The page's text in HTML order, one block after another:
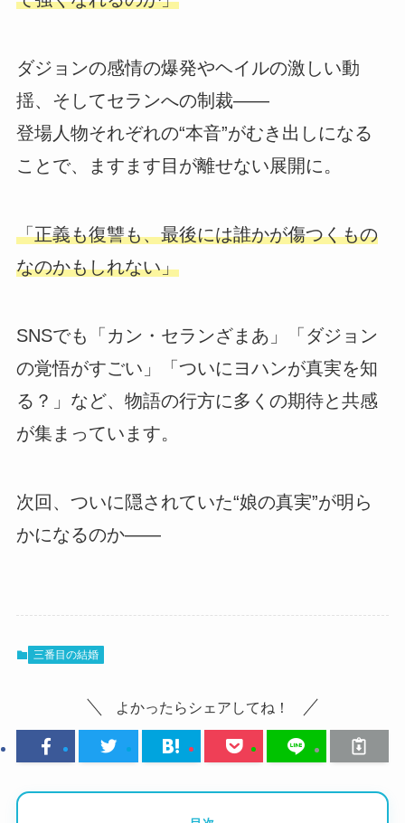
ダジョンの感情の爆発やヘイルの激しい動
揺、そしてセランへの制裁――
登場人物それぞれの“本音”がむき出しになる
ことで、ますます目が離せない展開に。
「正義も復讐も、最後には誰かが傷つくもの
なのかもしれない」
SNSでも「カン・セランざまあ」「ダジョン
の覚悟がすごい」「ついにヨハンが真実を知
る？」など、物語の行方に多くの期待と共感
が集まっています。
次回、ついに隠されていた“娘の真実”が明ら
かになるのか――
三番目の結婚
よかったらシェアしてね！